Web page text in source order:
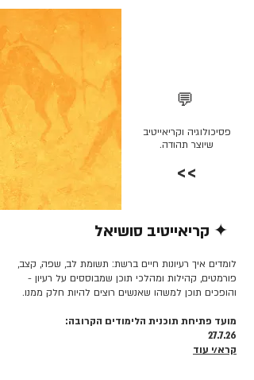
💬
פסיכולוגיה וקריאייטיב
שיוצר תהודה.
>>
✦ קריאייטיב סושיאל
לומדים איך רעיונות חיים ברשת: תשומת לב, שפה, קצב,
פורמטים, קהילות ומהלכי תוכן שמבוססים על רעיון -
והופכים תוכן למשהו שאנשים רוצים להיות חלק ממנו.
מועד פתיחת תוכנית הלימודים הקרובה:
27.7.26
קרא/י עוד